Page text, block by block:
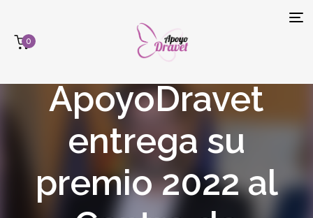
0
ApoyoDravet
entrega su
premio 2022 al